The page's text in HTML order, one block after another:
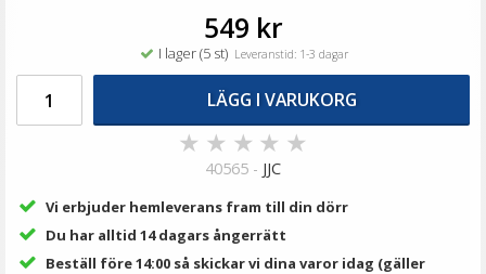
69 kr
LÄGG I VARUKORG
549 kr
I lager (5 st) Leveranstid: 1-3 dagar
LÄGG I VARUKORG
★ ★ ★ ★ ★
40565 - JJC
Vi erbjuder hemleverans fram till din dörr
Du har alltid 14 dagars ångerrätt
Beställ före 14:00 så skickar vi dina varor idag (gäller